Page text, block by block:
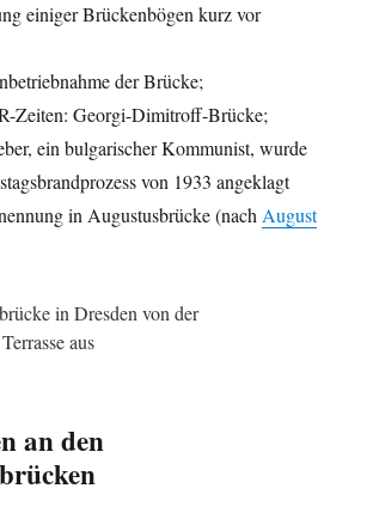
einiger Brückenbögen kurz vor
der Brücke;
Zeiten: Georgi-Dimitroff-Brücke;
ein bulgarischer Kommunist, wurde
von 1933 angeklagt
in Augustusbrücke (nach August
an den